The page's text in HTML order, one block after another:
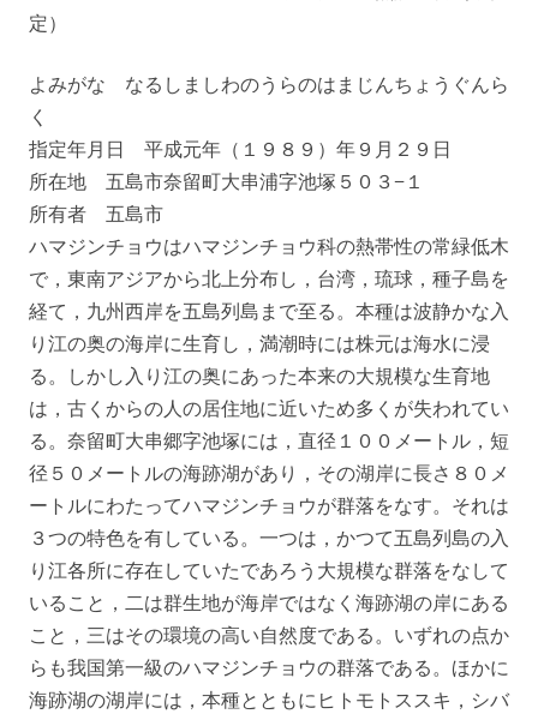
定）
よみがな なるしましわのうらのはまじんちょうぐんら
く
指定年月日 平成元年（１９８９）年９月２９日
所在地 五島市奈留町大串浦字池塚５０３−１
所有者 五島市
ハマジンチョウはハマジンチョウ科の熱帯性の常緑低木
で，東南アジアから北上分布し，台湾，琉球，種子島を
経て，九州西岸を五島列島まで至る。本種は波静かな入
り江の奥の海岸に生育し，満潮時には株元は海水に浸
る。しかし入り江の奥にあった本来の大規模な生育地
は，古くからの人の居住地に近いため多くが失われてい
る。奈留町大串郷字池塚には，直径１００メートル，短
径５０メートルの海跡湖があり，その湖岸に長さ８０メ
ートルにわたってハマジンチョウが群落をなす。それは
３つの特色を有している。一つは，かつて五島列島の入
り江各所に存在していたであろう大規模な群落をなして
いること，二は群生地が海岸ではなく海跡湖の岸にある
こと，三はその環境の高い自然度である。いずれの点か
らも我国第一級のハマジンチョウの群落である。ほかに
海跡湖の湖岸には，本種とともにヒトモトススキ，シバ